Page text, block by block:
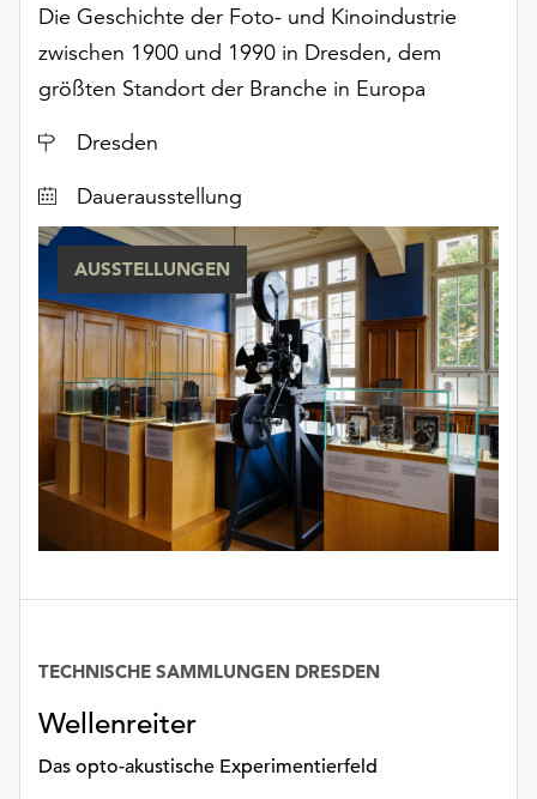
über
die
Schaltfläche
„Auswählen“.
Weitere
finden
Sie
unserer
Datenschutzerklärung
oder
dem
Impressum
Die Geschichte der Foto- und Kinoindustrie
zwischen 1900 und 1990 in Dresden, dem
größten Standort der Branche in Europa
Ort
Dresden
Dauerausstellung
AUSSTELLUNGEN
Wellenreiter
Das opto-akustische Experimentierfeld
TECHNISCHE SAMMLUNGEN DRESDEN
Datum